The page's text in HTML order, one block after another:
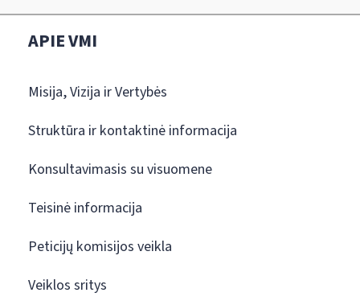
APIE VMI
Misija, Vizija ir Vertybės
Struktūra ir kontaktinė informacija
Konsultavimasis su visuomene
Teisinė informacija
Peticijų komisijos veikla
Veiklos sritys